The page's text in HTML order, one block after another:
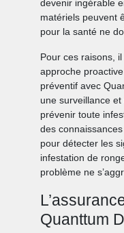
devenir ingérable
matériels peuvent
pour la santé ne
Pour ces raisons,
approche
préventif avec
une surveillance
prévenir toute
des
pour détecter les
infestation de
problème ne
Quanttum